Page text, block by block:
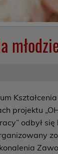
projektu
odbył